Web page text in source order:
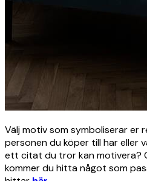
Välj motiv som symboliserar er
personen du köper till har eller
ett citat du tror kan motivera?
kommer du hitta något som